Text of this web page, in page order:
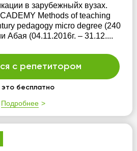
в зарубежныйх вузах.
Methods of teaching
pedagogy micro degree (240
Абая (04.11.2016г. – 31.12....
с репетитором
это бесплатно
Подробнее